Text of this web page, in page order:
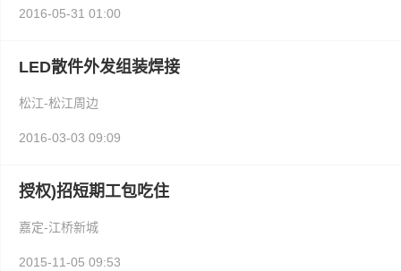
2016-05-31 01:00
LED散件外发组装焊接
松江-松江周边
2016-03-03 09:09
授权)招短期工包吃住
嘉定-江桥新城
2015-11-05 09:53